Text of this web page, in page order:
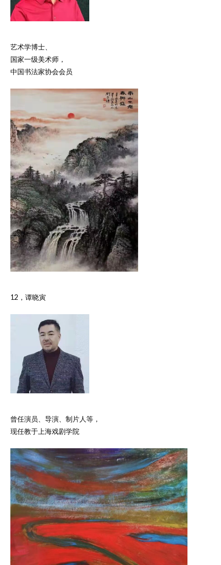
艺术学博士、
国家一级美术师，
中国书法家协会会员
12，谭晓寅
曾任演员、导演、制片人等，
现任教于上海戏剧学院